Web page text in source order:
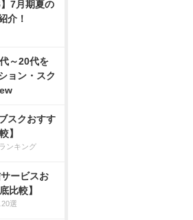
】7月期夏の
介！
～20代を
ョン・スク
スクおすす
】
ンキング
ービスお
比較】
選